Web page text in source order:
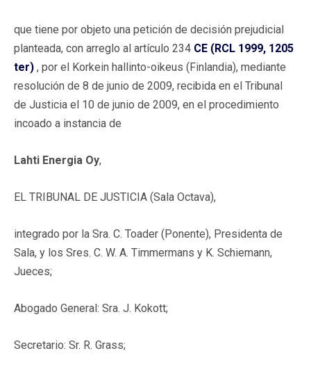
que tiene por objeto una petición de decisión prejudicial
planteada, con arreglo al artículo 234 CE (RCL 1999, 1205
ter) , por el Korkein hallinto-oikeus (Finlandia), mediante
resolución de 8 de junio de 2009, recibida en el Tribunal
de Justicia el 10 de junio de 2009, en el procedimiento
incoado a instancia de
Lahti Energia Oy,
EL TRIBUNAL DE JUSTICIA (Sala Octava),
integrado por la Sra. C. Toader (Ponente), Presidenta de
Sala, y los Sres. C. W. A. Timmermans y K. Schiemann,
Jueces;
Abogado General: Sra. J. Kokott;
Secretario: Sr. R. Grass;